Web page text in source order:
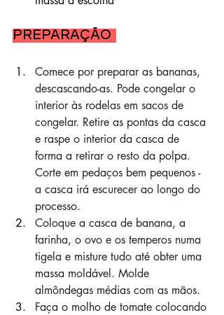
Preparação
Comece por preparar as bananas,
descascando-as. Pode congelar o
interior às rodelas em sacos de
congelar. Retire as pontas da casca
e raspe o interior da casca de
forma a retirar o resto da polpa.
Corte em pedaços bem pequenos -
a casca irá escurecer ao longo do
processo.
Coloque a casca de banana, a
farinha, o ovo e os temperos numa
tigela e misture tudo até obter uma
massa moldável. Molde
almôndegas médias com as mãos.
Faça o molho de tomate colocando